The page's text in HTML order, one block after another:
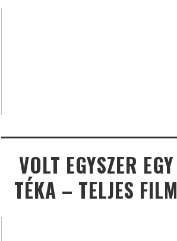
VOLT EGYSZER EGY
TÉKA – TELJES FILM